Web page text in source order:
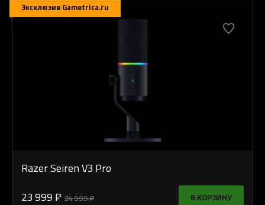
Эксклюзив Gametrica.ru
Razer Seiren V3 Pro
23 999 ₽ 24 999 ₽ В КОРЗИНУ